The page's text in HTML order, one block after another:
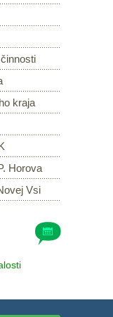
kraja
Horova
Vsi